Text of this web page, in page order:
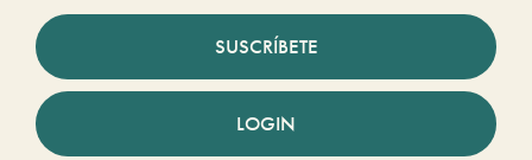
SUSCRÍBETE
LOGIN